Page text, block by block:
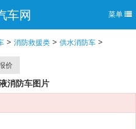
车网 菜单
> 消防救援类> 供水消防车>
价
消防车图片